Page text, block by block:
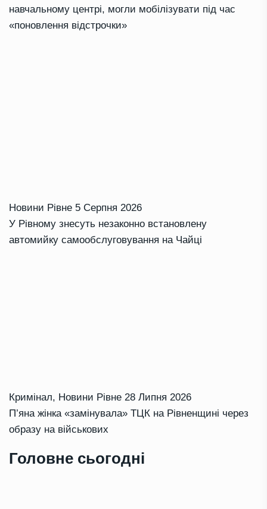
навчальному центрі, могли мобілізувати під час
«поновлення відстрочки»
Новини Рівне 5 Серпня 2026
У Рівному знесуть незаконно встановлену
автомийку самообслуговування на Чайці
Кримінал, Новини Рівне 28 Липня 2026
П’яна жінка «замінувала» ТЦК на Рівненщині через
образу на військових
Головне сьогодні